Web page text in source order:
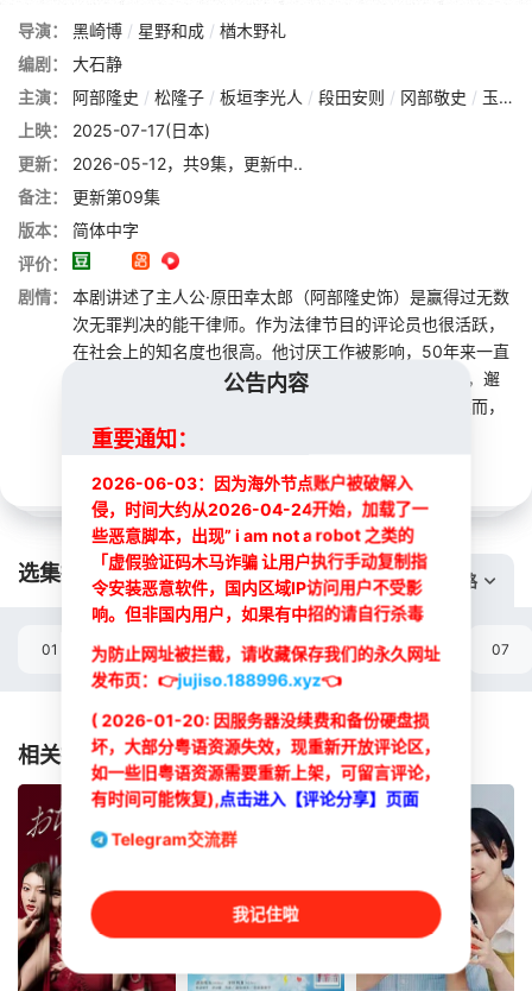
导演： 黑崎博 / 星野和成 / 楢木野礼
编剧：
大石静
主演：
阿部隆史 / 松隆子 / 板垣李光人 / 段田安则 / 冈部敬史 / 玉置玲央
上映：
2025-07-17(日本)
更新：
2026-05-12，共9集，更新中..
备注：
更新第09集
版本：
简体中字
评价：
剧情：
本剧讲述了主人公·原田幸太郎（阿部隆史饰）是赢得过无数
次无罪判决的能干律师。作为法律节目的评论员也很活跃，
在社会上的知名度也很高。他讨厌工作被影响，50年来一直
坚持“独身主义”。但是某天，他突然遇到了命运的安排，邂
逅了铃木奈露拉（松隆子饰），决定与她闪电结婚。然而，
本应过着幸福的新婚生活，却有着不能...
选集播放: 切换线路
01 02 03 04 05 06 07
相关推荐
公告内容
重要通知：
2026-06-03：因为海外节点账户被破解入
侵，时间大约从2026-04-24开始，加载了一
些恶意脚本，出现” i am not a robot 之类的
「虚假验证码木马诈骗 让用户执行手动复制指
令安装恶意软件，国内区域IP访问用户不受影
响。但非国内用户，如果有中招的请自行杀毒
为防止网址被拦截，请收藏保存我们的永久网址
发布页： 👉jujiso.188996.xyz👈
( 2026-01-20: 因服务器没续费和备份硬盘损
坏，大部分粤语资源失效，现重新开放评论区，
如一些旧粤语资源需要重新上架，可留言评论，
有时间可能恢复),点击进入【评论分享】页面
Telegram交流群
我记住啦